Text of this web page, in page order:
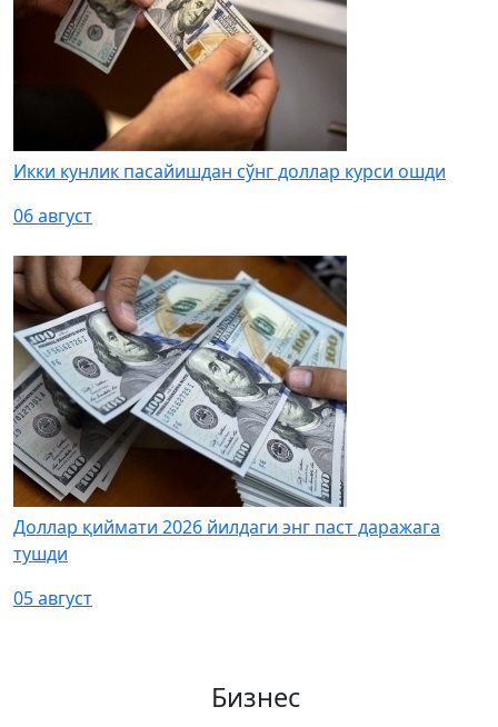
Икки кунлик пасайишдан сўнг доллар курси ошди
06 август
Доллар қиймати 2026 йилдаги энг паст даражага
тушди
05 август
Бизнес